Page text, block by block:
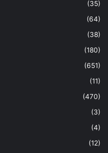
(35)
(64)
(38)
(180)
(651)
(11)
(470)
(3)
(4)
(12)